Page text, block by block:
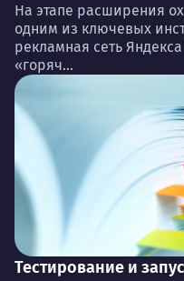
На этапе расширения
одним из ключевых
рекламная сеть
«горяч...
Тестирование и